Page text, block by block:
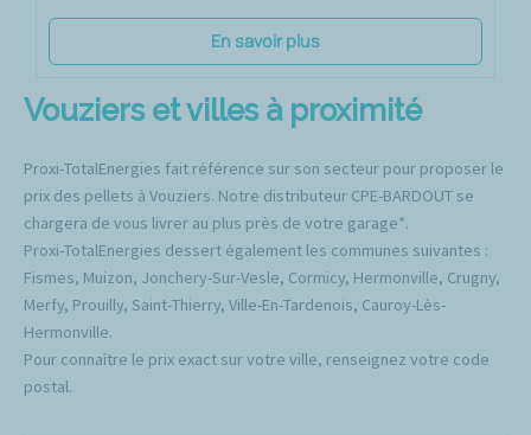
En savoir plus
Vouziers et villes à proximité
Proxi-TotalEnergies fait référence sur son secteur pour proposer le
prix des pellets à Vouziers. Notre distributeur CPE-BARDOUT se
chargera de vous livrer au plus près de votre garage*.
Proxi-TotalEnergies dessert également les communes suivantes :
Fismes, Muizon, Jonchery-Sur-Vesle, Cormicy, Hermonville, Crugny,
Merfy, Prouilly, Saint-Thierry, Ville-En-Tardenois, Cauroy-Lès-
Hermonville.
Pour connaître le prix exact sur votre ville, renseignez votre code
postal.